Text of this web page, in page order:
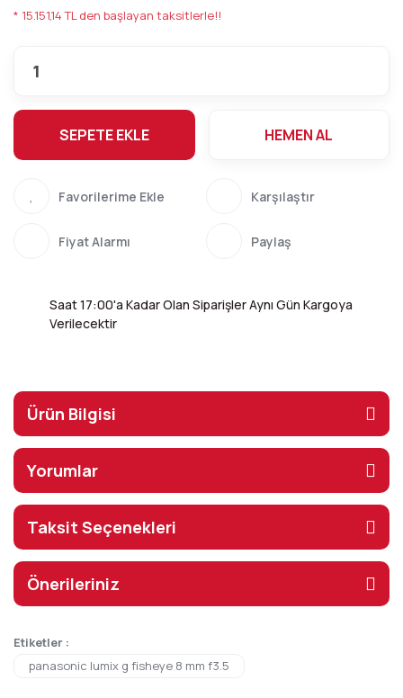
* 15.151,14 TL den başlayan taksitlerle!!
SEPETE EKLE HEMEN AL
Karşılaştır
Fiyat Alarmı Paylaş
Saat 17:00'a Kadar Olan Siparişler Aynı Gün Kargoya
Verilecektir
Ürün Bilgisi
Yorumlar
Taksit Seçenekleri
Önerileriniz
Etiketler :
panasonic lumix g fisheye 8 mm f3.5